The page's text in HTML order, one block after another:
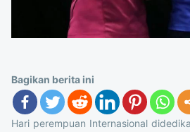
Bagikan berita ini
Hari perempuan Internasional